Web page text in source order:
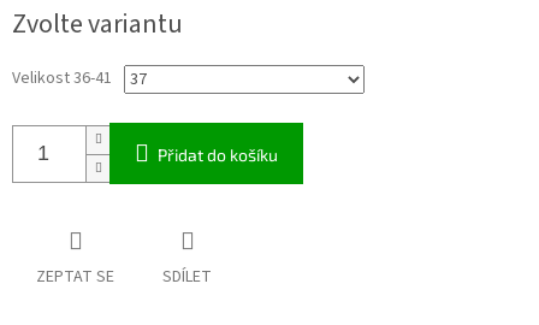
cena:
Zvolte variantu
Velikost 36-41
Přidat do košíku
ZEPTAT SE SDÍLET